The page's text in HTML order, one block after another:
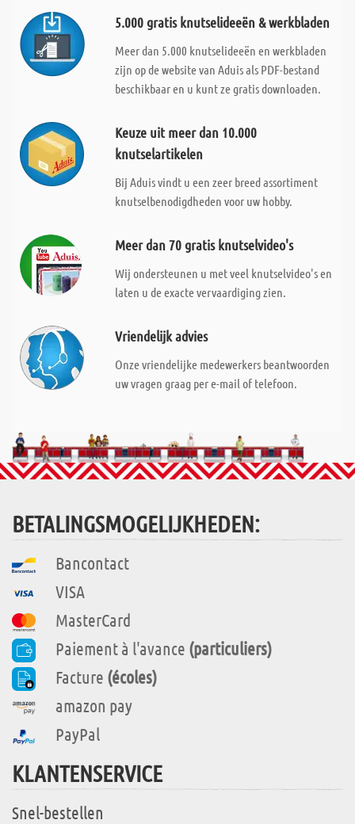
5.000 gratis knutselideeën & werkbladen
Meer dan 5.000 knutselideeën en werkbladen
zijn op de website van Aduis als PDF-bestand
beschikbaar en u kunt ze gratis downloaden.
Keuze uit meer dan 10.000
knutselartikelen
Bij Aduis vindt u een zeer breed assortiment
knutselbenodigdheden voor uw hobby.
Meer dan 70 gratis knutselvideo's
Wij ondersteunen u met veel knutselvideo's en
laten u de exacte vervaardiging zien.
Vriendelijk advies
Onze vriendelijke medewerkers beantwoorden
uw vragen graag per e-mail of telefoon.
BETALINGSMOGELIJKHEDEN:
Bancontact
VISA
MasterCard
Paiement à l'avance (particuliers)
Facture (écoles)
amazon pay
PayPal
KLANTENSERVICE
Snel-bestellen